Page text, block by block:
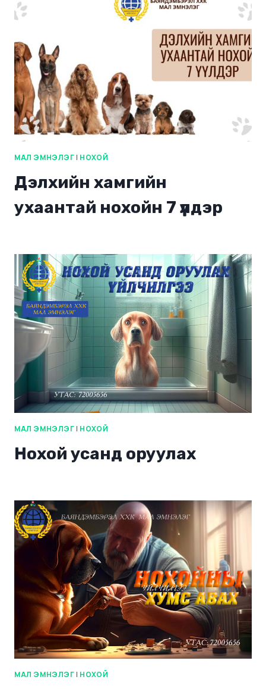
МАЛ ЭМНЭЛЭГ | НОХОЙ
Дэлхийн хамгийн
ухаантай нохойн 7 үүлдэр
МАЛ ЭМНЭЛЭГ | НОХОЙ
Нохой усанд оруулах
МАЛ ЭМНЭЛЭГ | НОХОЙ